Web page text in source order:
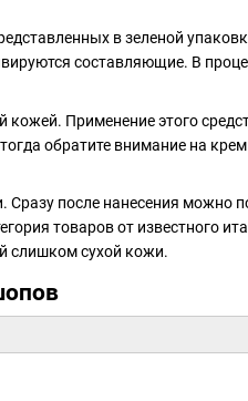
в зеленой
составляющие. В
Применение этого
обратите внимание на
Сразу после нанесения можно
товаров от известного
слишком сухой кожи.